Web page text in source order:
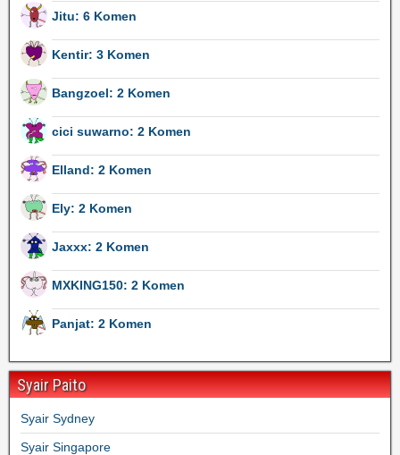
Jitu: 6 Komen
Kentir: 3 Komen
Bangzoel: 2 Komen
cici suwarno: 2 Komen
Elland: 2 Komen
Ely: 2 Komen
Jaxxx: 2 Komen
MXKING150: 2 Komen
Panjat: 2 Komen
Syair Paito
Syair Sydney
Syair Singapore